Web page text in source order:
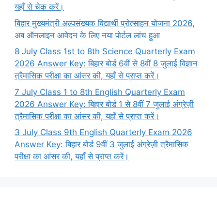
यहाँ से चेक करें।
बिहार मुख्यमंत्री अल्पसंख्यक विद्यार्थी प्रोत्साहन योजना 2026,
अब ऑनलाइन आवेदन के लिए नया पोर्टल लांच हुआ
8 July Class 1st to 8th Science Quarterly Exam
2026 Answer Key: बिहार बोर्ड 6वीं से 8वीं 8 जुलाई विज्ञान
त्रैमासिक परीक्षा का आंसर की, यहाँ से प्राप्त करें।
7 July Class 1 to 8th English Quarterly Exam
2026 Answer Key: बिहार बोर्ड 1 से 8वीं 7 जुलाई अंग्रेज़ी
त्रैमासिक परीक्षा का आंसर की, यहाँ से प्राप्त करें।
3 July Class 9th English Quarterly Exam 2026
Answer Key: बिहार बोर्ड 9वीं 3 जुलाई अंग्रेज़ी त्रैमासिक
परीक्षा का आंसर की, यहाँ से प्राप्त करें।